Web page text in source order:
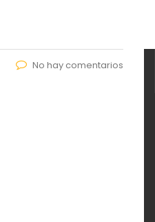
No hay comentarios